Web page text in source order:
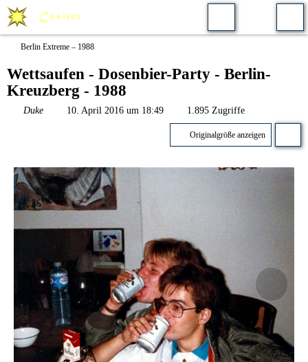
Berlin Extreme – 1988
Wettsaufen - Dosenbier-Party - Berlin-
Kreuzberg - 1988
Duke 10. April 2016 um 18:49 1.895 Zugriffe
Originalgröße anzeigen